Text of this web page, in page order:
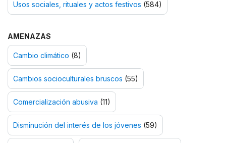
Usos sociales, rituales y actos festivos (584)
AMENAZAS
Cambio climático (8)
Cambios socioculturales bruscos (55)
Comercialización abusiva (11)
Disminución del interés de los jóvenes (59)